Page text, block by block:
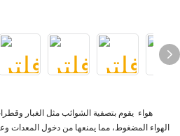
هواء يقوم بتصفية الشوائب مثل الغبار
الهواء المضغوط، مما يمنعها من دخول المعدات